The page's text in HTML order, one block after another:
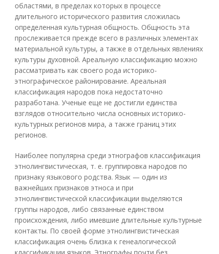
областями, в пределах которых в процессе
длительного исторического развития сложилась
определенная культурная общность. Общность эта
прослеживается прежде всего в различных элементах
материальной культуры, а также в отдельных явлениях
культуры духовной. Ареальную классификацию можно
рассматривать как своего рода историко-
этнографическое районирование. Ареальная
классификация народов пока недостаточно
разработана. Ученые еще не достигли единства
взглядов относительно числа основных историко-
культурных регионов мира, а также границ этих
регионов.
Наиболее популярна среди этнографов классификация
этнолингвистическая, т. е. группировка народов по
признаку языкового родства. Язык — один из
важнейших признаков этноса и при
этнолингвистической классификации выделяются
группы народов, либо связанные единством
происхождения, либо имевшие длительные культурные
контакты. По своей форме этнолингвистическая
классификация очень близка к генеалогической
классификации языков. Этнографы почти без